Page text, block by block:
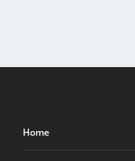
Home